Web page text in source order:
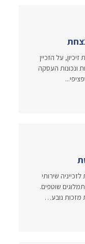
על הזכיין
ונכונות העסקה
שירותי
שוטפים.
מזכות נובע…